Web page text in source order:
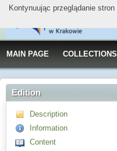
MAIN PAGE COLLECTIONS
Edition
Description
Information
Content
Kontynuując przeglądanie